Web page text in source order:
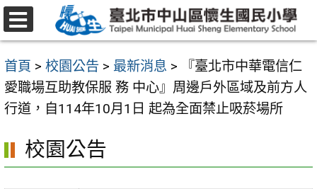
跳
至
要
內
容
首頁 > 校園公告 > 最新消息 >
『臺北市中華電信仁
愛職場互助教保服 務 中心』周邊戶外區域及前方人
行道，自114年10月1日 起為全面禁止吸菸場所
校園公告
選
單